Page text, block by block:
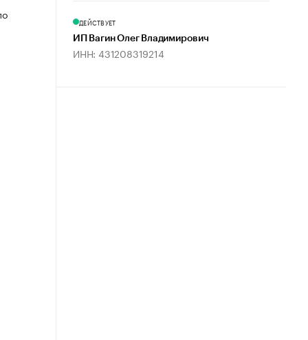
ДЕЙСТВУЕТ
ИП Вагин Олег Владимирович
ИНН: 431208319214